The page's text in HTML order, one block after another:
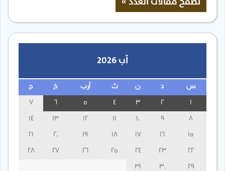
آب 2026
س ن ث أرب خ ج
3
13
14
15
16
17
18
19
20
21
22
23
24
25
26
27
28
29
30
31